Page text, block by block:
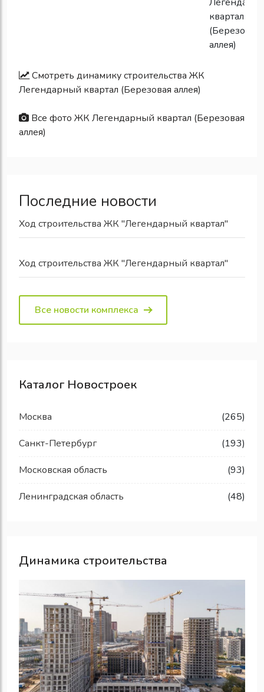
Смотреть динамику строительства ЖК
Легендарный квартал (Березовая аллея)
Все фото ЖК Легендарный квартал (Березовая
аллея)
Последние новости
Ход строительства ЖК "Легендарный квартал"
Ход строительства ЖК "Легендарный квартал"
Все новости комплекса
Каталог Новостроек
Москва (265)
Санкт-Петербург (193)
Московская область (93)
Ленинградская область (48)
Динамика строительства